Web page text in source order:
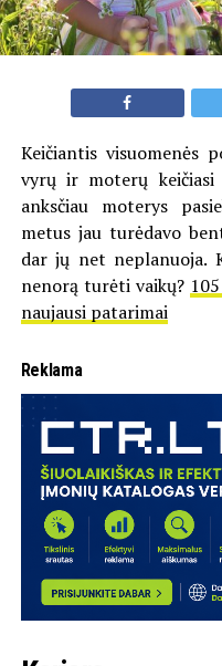
Keičiantis visuomenės
vyrų ir moterų
anksčiau moterys
metus jau turėdavo
dar jų net neplanuoja.
nenorą turėti vaikų?
naujausi patarimai
Reklama